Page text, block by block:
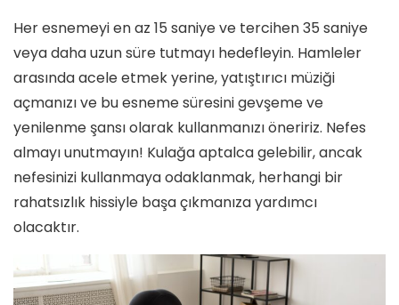
Her esnemeyi en az 15 saniye ve tercihen 35 saniye
veya daha uzun süre tutmayı hedefleyin. Hamleler
arasında acele etmek yerine, yatıştırıcı müziği
açmanızı ve bu esneme süresini gevşeme ve
yenilenme şansı olarak kullanmanızı öneririz. Nefes
almayı unutmayın! Kulağa aptalca gelebilir, ancak
nefesinizi kullanmaya odaklanmak, herhangi bir
rahatsızlık hissiyle başa çıkmanıza yardımcı
olacaktır.